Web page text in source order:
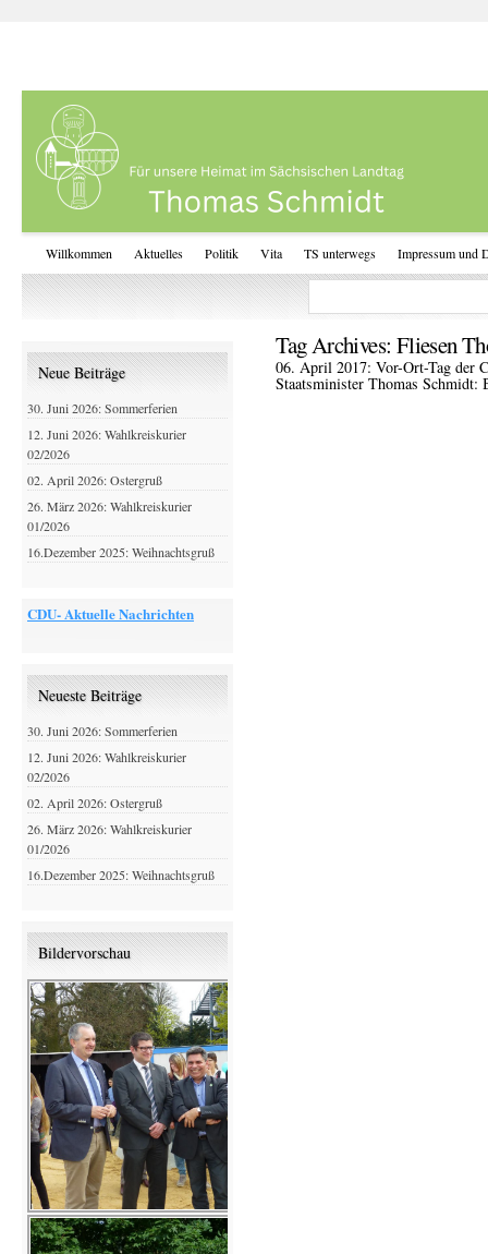
Willkommen Aktuelles Politik Vita TS unterwegs Impressum und
Tag Archives: Fliesen
06. April 2017: Vor-Ort-Tag der
Staatsminister Thomas Schmidt:
Neue Beiträge
30. Juni 2026: Sommerferien
12. Juni 2026: Wahlkreiskurier
02/2026
02. April 2026: Ostergruß
26. März 2026: Wahlkreiskurier
01/2026
16.Dezember 2025: Weihnachtsgruß
CDU- Aktuelle Nachrichten
Neueste Beiträge
30. Juni 2026: Sommerferien
12. Juni 2026: Wahlkreiskurier
02/2026
02. April 2026: Ostergruß
26. März 2026: Wahlkreiskurier
01/2026
16.Dezember 2025: Weihnachtsgruß
Bildervorschau